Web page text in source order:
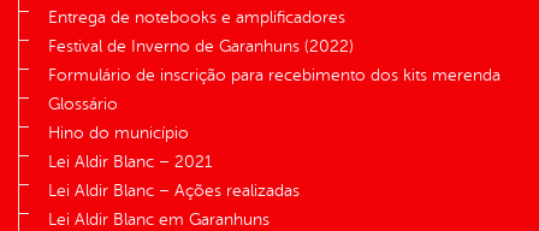
Entrega de notebooks e amplificadores
Festival de Inverno de Garanhuns (2022)
Formulário de inscrição para recebimento dos kits merenda
Glossário
Hino do município
Lei Aldir Blanc – 2021
Lei Aldir Blanc – Ações realizadas
Lei Aldir Blanc em Garanhuns